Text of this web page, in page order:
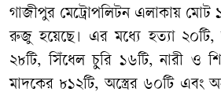
গাজীপুর মেট্রোপলিটন এলাকায় মোট
রুজু হয়েছে। এর মধ্যে হত্যা ২০টি,
২৮টি, সিঁধেল চুরি ১৬টি, নারী ও
মাদকের ৮১২টি, অস্ত্রের ৬০টি এবং